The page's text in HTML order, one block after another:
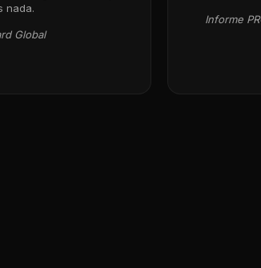
nada.
Global
Informe